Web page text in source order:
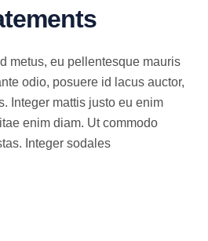
metus, eu pellentesque mauris
odio, posuere id lacus auctor,
Integer mattis justo eu enim
enim diam. Ut commodo
Integer sodales